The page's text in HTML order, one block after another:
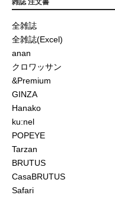
雑誌 注文書
全雑誌
全雑誌(Excel)
anan
クロワッサン
&Premium
GINZA
Hanako
ku:nel
POPEYE
Tarzan
BRUTUS
CasaBRUTUS
Safari